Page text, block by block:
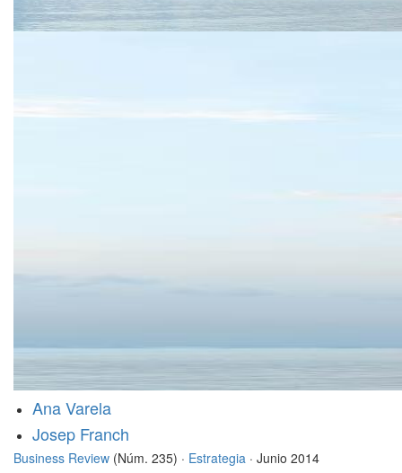
Ana Varela
Josep Franch
Business Review (Núm. 235) · Estrategia · Junio 2014